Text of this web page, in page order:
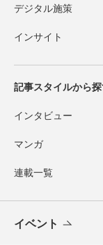
デジタル施策
インサイト
記事スタイルから
インタビュー
マンガ
連載一覧
イベント